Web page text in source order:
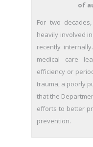
of
For two
heavily involved
recently
medical care
efficiency or
trauma, a poorly
that the
efforts to better
prevention.